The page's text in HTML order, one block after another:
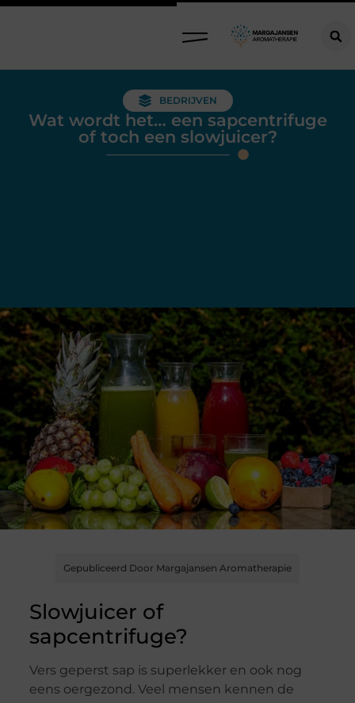
BEDRIJVEN
Wat wordt het… een sapcentrifuge
of toch een slowjuicer?
Gepubliceerd Door Margajansen Aromatherapie
Slowjuicer of
sapcentrifuge?
Vers geperst sap is superlekker en ook nog
eens oergezond. Veel mensen kennen de